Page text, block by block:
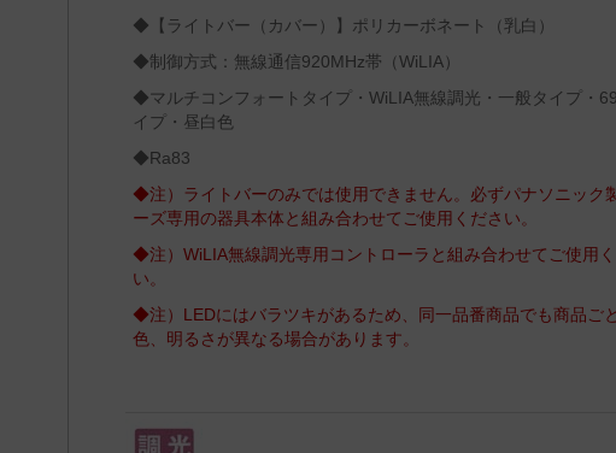
◆【ライトバー（カバー）】ポリカーボネート（乳白）
◆制御方式：無線通信920MHz帯（WiLIA）
◆マルチコンフォートタイプ・WiLIA無線調光・一般タイプ・
イプ・昼白色
◆Ra83
◆注）ライトバーのみでは使用できません。必ずパナソニック
ーズ専用の器具本体と組み合わせてご使用ください。
◆注）WiLIA無線調光専用コントローラと組み合わせてご使用く
い。
◆注）LEDにはバラツキがあるため、同一品番商品でも商品ご
色、明るさが異なる場合があります。